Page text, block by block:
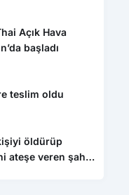
Açık Hava
başladı
teslim oldu
öldürüp
ateşe veren şahıs